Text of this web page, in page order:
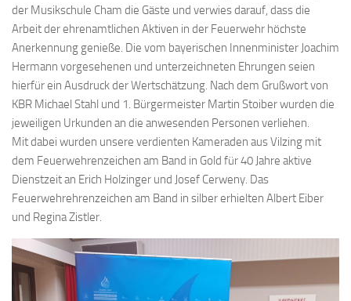
der Musikschule Cham die Gäste und verwies darauf, dass die
Arbeit der ehrenamtlichen Aktiven in der Feuerwehr höchste
Anerkennung genieße. Die vom bayerischen Innenminister Joachim
Hermann vorgesehenen und unterzeichneten Ehrungen seien
hierfür ein Ausdruck der Wertschätzung. Nach dem Grußwort von
KBR Michael Stahl und 1. Bürgermeister Martin Stoiber wurden die
jeweiligen Urkunden an die anwesenden Personen verliehen.
Mit dabei wurden unsere verdienten Kameraden aus Vilzing mit
dem Feuerwehrenzeichen am Band in Gold für 40 Jahre aktive
Dienstzeit an Erich Holzinger und Josef Cerweny. Das
Feuerwehrehrenzeichen am Band in silber erhielten Albert Eiber
und Regina Zistler.